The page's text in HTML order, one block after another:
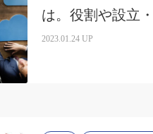
は。役割や設立
ト、成功事例を紹
2023.01.24 UP